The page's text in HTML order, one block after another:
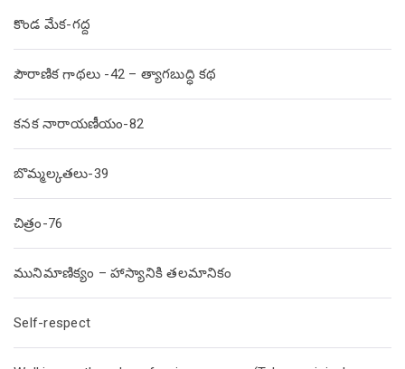
కొండ మేక-గద్ద
పౌరాణిక గాథలు -42 – త్యాగబుద్ధి కథ
కనక నారాయణీయం-82
బొమ్మల్కతలు-39
చిత్రం-76
మునిమాణిక్యం – హాస్యానికి తలమానికం
Self-respect